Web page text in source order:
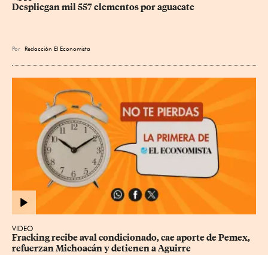
Despliegan mil 557 elementos por aguacate
Por Redacción El Economista
VIDEO
Fracking recibe aval condicionado, cae aporte de Pemex,
refuerzan Michoacán y detienen a Aguirre